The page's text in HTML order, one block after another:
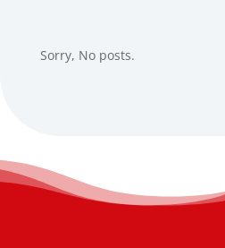
Sorry, No posts.